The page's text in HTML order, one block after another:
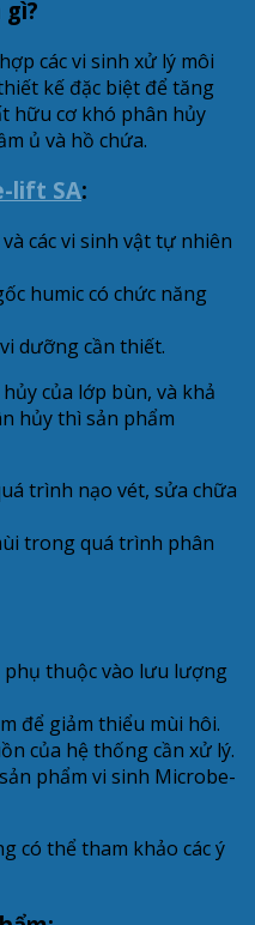
các vi sinh xử lý môi
kế đặc biệt để tăng
hữu cơ khó phân hủy
ủ và hồ chứa.
lift SA:
các vi sinh vật tự nhiên
humic có chức năng
dưỡng cần thiết.
của lớp bùn, và khả
hủy thì sản phẩm
trình nạo vét, sửa chữa
trong quá trình phân
thuộc vào lưu lượng
để giảm thiểu mùi hôi.
của hệ thống cần xử lý.
phẩm vi sinh Microbe-
có thể tham khảo các ý